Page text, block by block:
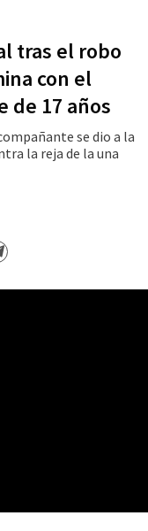
tras el robo
con el
de 17 años
se dio a la
la reja de la una